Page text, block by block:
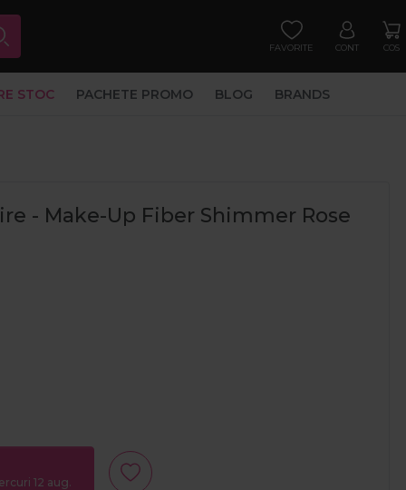
FAVORITE CONT COS
STOC PACHETE PROMO BLOG BRANDS
- Make-Up Fiber Shimmer Rose
12 aug.